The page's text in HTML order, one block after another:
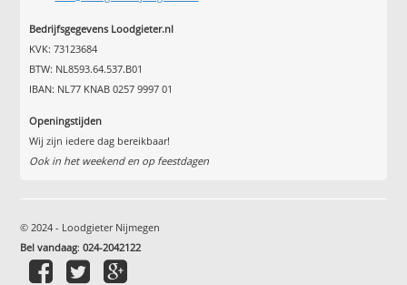
Bedrijfsgegevens Loodgieter.nl
KVK: 73123684
BTW: NL8593.64.537.B01
IBAN: NL77 KNAB 0257 9997 01
Openingstijden
Wij zijn iedere dag bereikbaar!
Ook in het weekend en op feestdagen
© 2024 - Loodgieter Nijmegen
Bel vandaag:024-2042122